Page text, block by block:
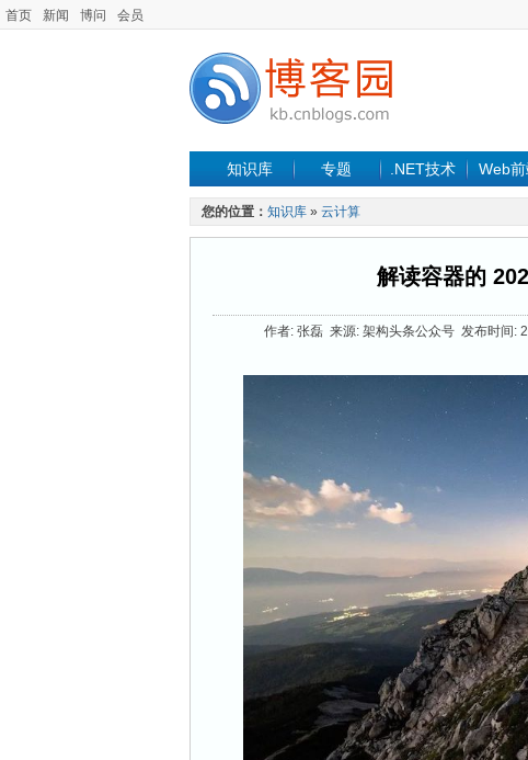
首页 新闻 博问 会员
知识库 专题 .NET技术 Web
您的位置： 知识库 » 云计算
解读容器的
作者: 张磊 来源: 架构头条公众号 发布时间